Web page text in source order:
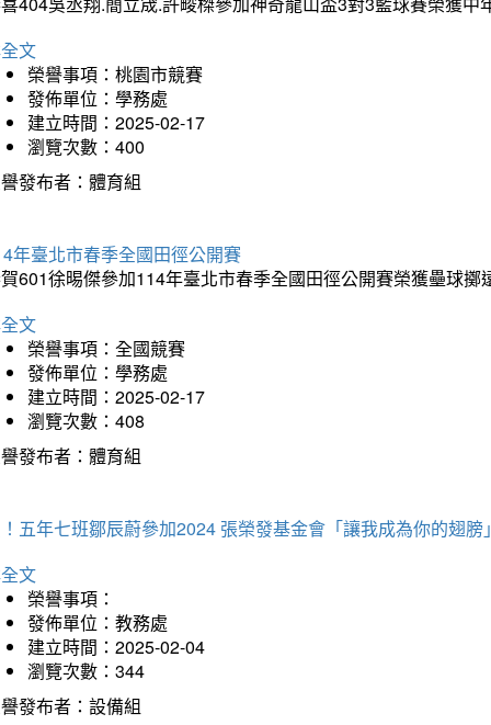
文
榮譽事項：桃園市競賽
發佈單位：學務處
建立時間：2025-02-17
瀏覽次數：400
發布者：體育組
年臺北市春季全國田徑公開賽
601徐晹傑參加114年臺北市春季全國田徑公開賽榮獲壘球擲
文
榮譽事項：全國競賽
發佈單位：學務處
建立時間：2025-02-17
瀏覽次數：408
發布者：體育組
五年七班鄒辰蔚參加2024 張榮發基金會「讓我成為你的翅
文
榮譽事項：
發佈單位：教務處
建立時間：2025-02-04
瀏覽次數：344
發布者：設備組